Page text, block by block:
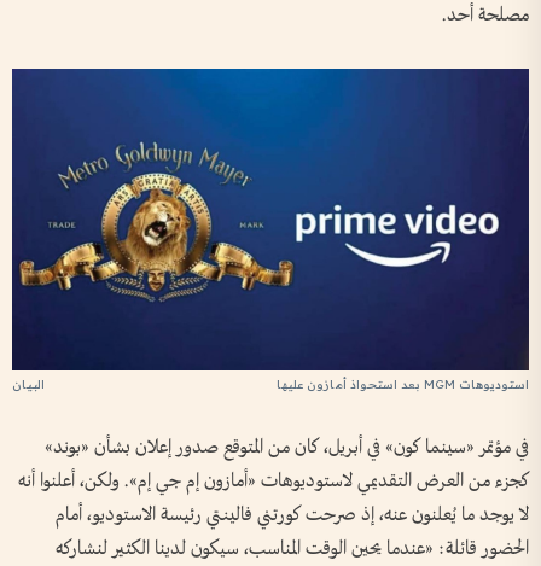
مصلحة أحد.
استوديوهات MGM بعد استحواذ أمازون عليها
في مؤتمر «سينما كون» في أبريل، كان من المتوقع صدور إعلان بشأن «بوند»
كجزء من العرض التقديمي لاستوديوهات «أمازون إم جي إم». ولكن، أعلنوا أنه
لا يوجد ما يُعلنون عنه، إذ صرحت كورتني فالينتي رئيسة الاستوديو، أمام
الحضور قائلة: «عندما يحين الوقت المناسب، سيكون لدينا الكثير لنشاركه